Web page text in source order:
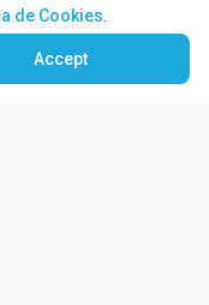
de Cookies
Accept